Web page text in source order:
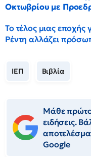
Οκτωβρίου με
Το τέλος μιας εποχής
Ρέντη αλλάζει
ΙΕΠ Βιβλία
Μάθε
ειδήσεις.
Google